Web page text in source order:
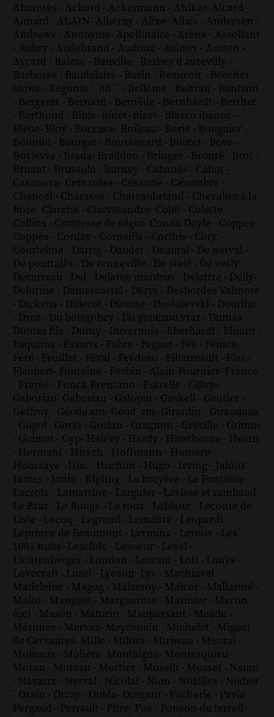
Abrantès - Achard - Ackermann - Ahikar- Aicard -
Aimard - ALAIN- Alberny - Alixe- Allais - Andersen -
Andrews - Anonyme- Apollinaire - Arène - Assollant
- Aubry - Audebrand - Audoux - Aulnoy - Austen -
Aycard - Balzac - Banville - Barbey d aurevilly -
Barbusse - Baudelaire - Bazin - Beauvoir - Beecher
stowe - Bégonia ´´lili´´ - Bellême - Beltran - Bentzon
- Bergerat - Bernard - Bernède - Bernhardt - Berthet
- Berthoud - Bible- Binet- Bizet - Blasco ibanez -
Bleue- Bloy - Boccace- Boileau - Borie - Bouguier -
Bouniol - Bourget - Boussenard - Boutet - Bove -
Boylesve - Brada- Braddon - Bringer - Brontë - Brot -
Bruant - Brussolo - Burney - Cabanès - Cabot -
Casanova- Cervantes - Césanne - Cézembre -
Chancel - Charasse - Chateaubriand - Chevalier à la
Rose- Claretie - Claryssandre- Colet - Colette-
Collins - Comtesse de ségur- Conan Doyle - Coppee -
Coppée - Corday - Corneille - Corthis - Cory -
Courteline - Darrig - Daudet - Daumal - De nerval -
De pourtalès - De renneville - De staël - De vesly -
Decarreau - Del - Delarue mardrus - Delattre - Delly-
Delorme - Demercastel - Derys - Desbordes Valmore
- Dickens - Diderot - Dionne - Dostoïevski - Dourliac
- Droz - Du boisgobey - Du gouezou vraz - Dumas -
Dumas fils - Duruy - Duvernois - Eberhardt - Eluard -
Esquiros - Essarts - Fabre - Faguet - Fée - Fénice-
Féré - Feuillet - Féval - Feydeau - Filiatreault - Flat -
Flaubert- Fontaine - Forbin - Alain-Fournier- France
- Frapié - Funck Brentano - Futrelle - G@rp-
Gaboriau- Gaboriau - Galopin - Gaskell - Gautier -
Geffroy - Géode am- Géod´am- Girardin - Giraudoux
- Gogol - Gorki - Gozlan - Gragnon - Gréville - Grimm
- Guimet - Gyp- Halévy - Hardy - Hawthorne - Hearn
- Hermant - Hirsch - Hoffmann - Homère-
Houssaye - Huc - Huchon - Hugo - Irving - Jaloux -
James - Janin - Kipling - La bruyère - La Fontaine -
Lacroix - Lamartine - Larguier - Lavisse et rambaud-
Le Braz - Le Rouge - Le roux - Leblanc - Leconte de
Lisle - Lecoq - Legrand - Lemaître - Leopardi -
Leprince de Beaumont - Lermina - Leroux - Les
1001 nuits- Lesclide - Lesueur - Level -
Lichtenberger - London - Lorrain - Loti - Louÿs -
Lovecraft - Luzel - Lycaon- Lys - Machiavel -
Madeleine - Magog - Maizeroy - Malcor - Mallarmé -
Malot - Mangeot - Margueritte - Marmier - Martin
(qc) - Mason - Maturin - Maupassant - Meade -
Mérimée - Mervez- Meyronein - Michelet - Miguel
de Cervantes- Mille - Milosz - Mirbeau - Mistral -
Moinaux - Molière- Montaigne- Montesquieu-
Moran - Moreau - Mortier - Moselli - Musset - Naïmi
- Navarre - Nerval - Nicolaï - Nion - Noailles - Nodier
- Orain - Orczy - Ouida- Ourgant - Pacherie - Pavie -
Pergaud - Perrault - Pitre- Poe - Ponson du terrail -